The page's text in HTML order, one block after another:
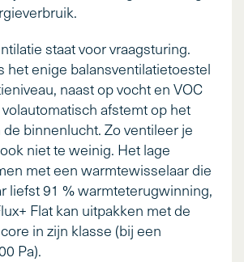
staat voor vraagsturing.
het enige balansventilatietoestel
naast op vocht en VOC
afstemt op het
binnenlucht. Zo ventileer je
niet te weinig. Het lage
met een warmtewisselaar die
liefst 91 % warmteterugwinning,
Flat kan uitpakken met de
in zijn klasse (bij een
Pa).